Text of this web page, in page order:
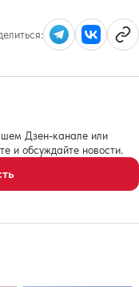
Дзен-канале или
и обсуждайте новости.